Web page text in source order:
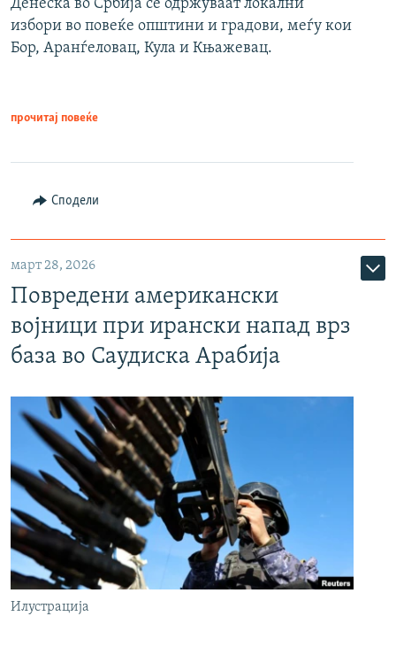
Денеска во Србија се одржуваат локални
избори во повеќе општини и градови, меѓу кои
Бор, Аранѓеловац, Кула и Књажевац.
прочитај повеќе
Сподели
март 28, 2026
Повредени американски
војници при ирански напад врз
база во Саудиска Арабија
Илустрација